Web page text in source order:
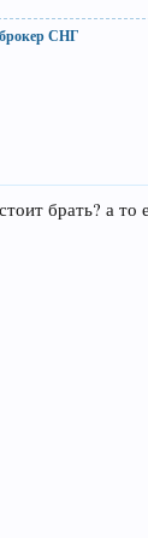
СНГ
брать? а